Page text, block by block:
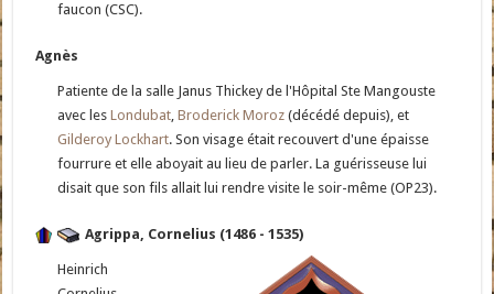
faucon (CSC).
Agnès
Patiente de la salle Janus Thickey de l'Hôpital Ste Mangouste
avec lesLondubat,Broderick Moroz (décédé depuis), et
Gilderoy Lockhart. Son visage était recouvert d'une épaisse
fourrure et elle aboyait au lieu de parler. La guérisseuse lui
disait que son fils allait lui rendre visite le soir-même (OP23).
Agrippa, Cornelius (1486 - 1535)
Heinrich